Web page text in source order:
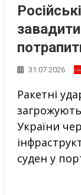
31.07.2026
Ракетні
України
суден у